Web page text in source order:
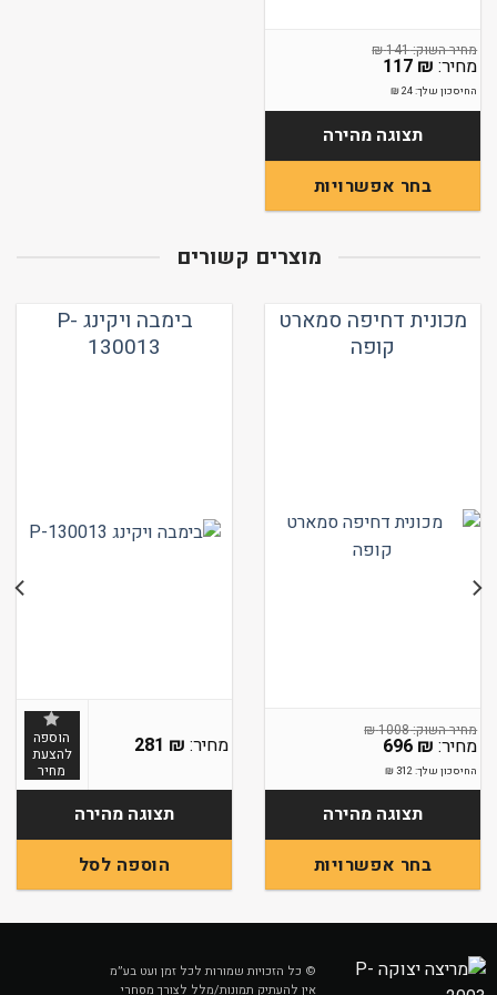
141
₪
117 ₪
החיסכון שלך:24
₪
תצוגה מהירה
בחר אפשרויות
סוגים.
מוצרים קשורים
מכונית דחיפה סמארט
קופה
1008
₪
696 ₪
החיסכון שלך:312
₪
תצוגה מהירה
בחר אפשרויות
זה
מספר
בימבה ויקינג P-
130013
281 ₪
הוספה
להצעת
מחיר
תצוגה מהירה
הוספה לסל
© כל הזכויות שמורות לכל זמן ועט בע״מ
אין להעתיק תמונות/מלל לצורך מסחרי